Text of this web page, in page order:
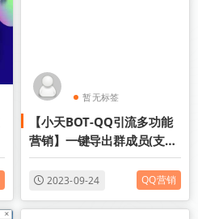
暂无标签
【小天BOT-QQ引流多功能
营销】一键导出群成员(支持
多个)，一键修改裙消息状态
2023-09-24 QQ营销